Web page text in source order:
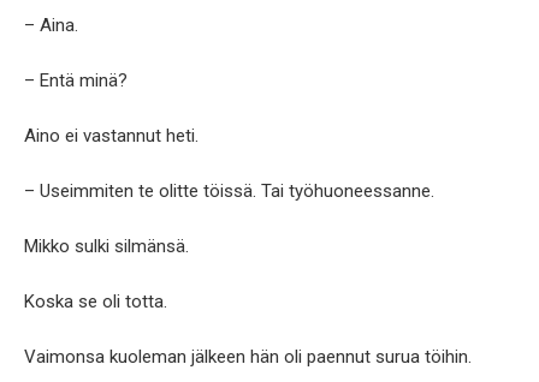
– Aina.
– Entä minä?
Aino ei vastannut heti.
– Useimmiten te olitte töissä. Tai työhuoneessanne.
Mikko sulki silmänsä.
Koska se oli totta.
Vaimonsa kuoleman jälkeen hän oli paennut surua töihin.